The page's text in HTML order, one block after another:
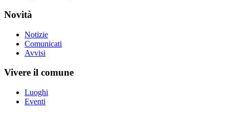
Novità
Notizie
Comunicati
Avvisi
Vivere il comune
Luoghi
Eventi